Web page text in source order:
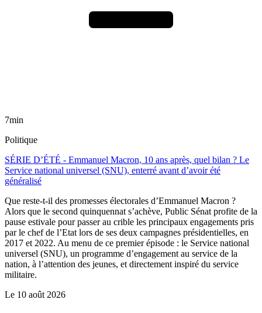
7min
Politique
SÉRIE D’ÉTÉ - Emmanuel Macron, 10 ans après, quel bilan ? Le
Service national universel (SNU), enterré avant d’avoir été
généralisé
Que reste-t-il des promesses électorales d’Emmanuel Macron ?
Alors que le second quinquennat s’achève, Public Sénat profite de la
pause estivale pour passer au crible les principaux engagements pris
par le chef de l’Etat lors de ses deux campagnes présidentielles, en
2017 et 2022. Au menu de ce premier épisode : le Service national
universel (SNU), un programme d’engagement au service de la
nation, à l’attention des jeunes, et directement inspiré du service
militaire.
Le 10 août 2026